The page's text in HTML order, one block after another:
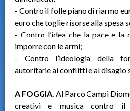
- Contro il folle piano di riarmo
euro che toglie risorse alla spesa
- Contro l’idea che la pace e la
imporre con le armi;
- Contro l’ideologia della
autoritarie ai conflitti e al disagio
A FOGGIA. Al Parco Campi
creativi e musica contro il